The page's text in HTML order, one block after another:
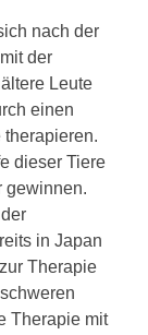
nach der
der
Leute
einen
dieser Tiere
gewinnen.
in Japan
Therapie
Therapie mit